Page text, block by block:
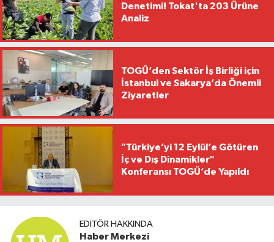
Denetimi! Tokat'ta 203 Ürüne
Analiz
TOGÜ’den Sektör İş Birliği için
İstanbul ve Sakarya’da Önemli
Ziyaretler
"Türkiye’yi 12 Eylül’e Götüren
İç ve Dış Dinamikler"
Konferansı TOGÜ’de Yapıldı
EDITÖR HAKKINDA
Haber Merkezi